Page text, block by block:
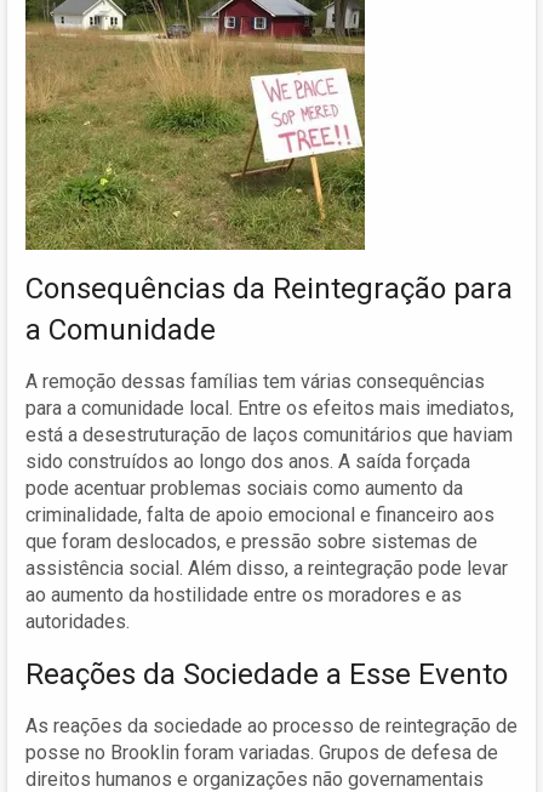
Consequências da Reintegração para
a Comunidade
A remoção dessas famílias tem várias consequências
para a comunidade local. Entre os efeitos mais imediatos,
está a desestruturação de laços comunitários que haviam
sido construídos ao longo dos anos. A saída forçada
pode acentuar problemas sociais como aumento da
criminalidade, falta de apoio emocional e financeiro aos
que foram deslocados, e pressão sobre sistemas de
assistência social. Além disso, a reintegração pode levar
ao aumento da hostilidade entre os moradores e as
autoridades.
Reações da Sociedade a Esse Evento
As reações da sociedade ao processo de reintegração de
posse no Brooklin foram variadas. Grupos de defesa de
direitos humanos e organizações não governamentais